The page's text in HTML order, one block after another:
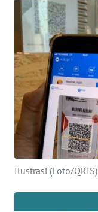
Ilustrasi (Foto/QRIS)
EKUIN
SAINS-TEKNO
KESEHATAN
INTERNASIONAL
SERBA-SERBI